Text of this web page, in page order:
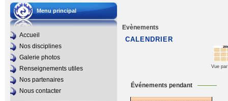
Menu principal
Accueil
Nos disciplines
Galerie photos
Renseignements utiles
Nos partenaires
Nous contacter
Evènements
CALENDRIER
Vue
Événements pendant